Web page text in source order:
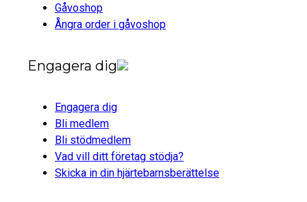
Gåvoshop
Ångra order i gåvoshop
Engagera dig
Engagera dig
Bli medlem
Bli stödmedlem
Vad vill ditt företag stödja?
Skicka in din hjärtebarnsberättelse